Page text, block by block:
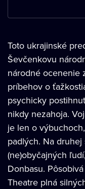
Toto ukrajinské
Ševčenkovu
národné ocenenie
príbehov o
psychicky
nikdy nezahoja.
je len o
padlých. Na
(ne)obyčajných
Donbasu.
Theatre plná